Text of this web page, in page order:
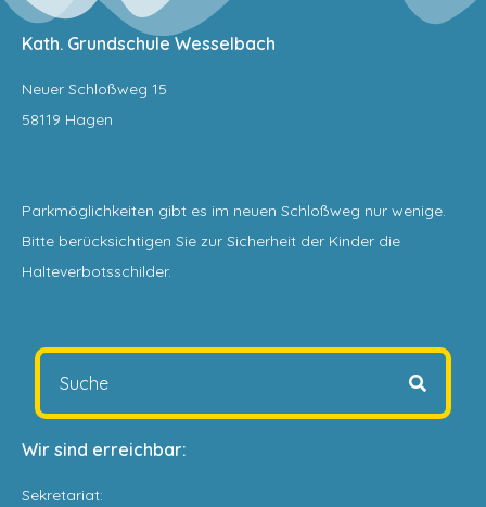
Kath. Grundschule Wesselbach
Neuer Schloßweg 15
58119 Hagen
Parkmöglichkeiten gibt es im neuen Schloßweg nur wenige.
Bitte berücksichtigen Sie zur Sicherheit der Kinder die
Halteverbotsschilder.
Wir sind erreichbar:
Sekretariat: